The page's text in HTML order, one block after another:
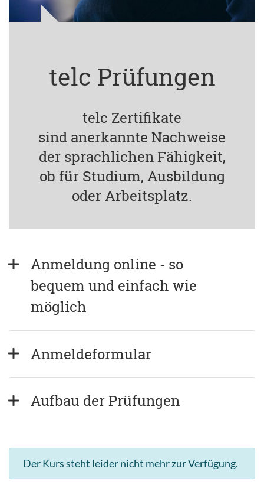
telc Prüfungen
telc Zertifikate
sind anerkannte Nachweise
der sprachlichen Fähigkeit,
ob für Studium, Ausbildung
oder Arbeitsplatz.
Anmeldung online - so
bequem und einfach wie
möglich
Anmeldeformular
Aufbau der Prüfungen
Der Kurs steht leider nicht mehr zur Verfügung.